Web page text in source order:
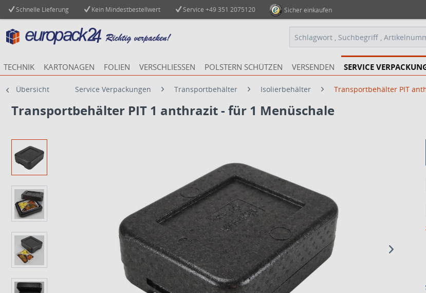
Schnelle Lieferung Kein Mindestbestellwert Service +49 351 2075120 Sicher einkaufen
TECHNIK KARTONAGEN FOLIEN VERSCHLIESSEN POLSTERN SCHÜTZEN VERSENDEN SERVICE
Übersicht Service Verpackungen Transportbehälter Isolierbehälter Transportbehälter PIT
Transportbehälter PIT 1 anthrazit - für 1 Menüschale